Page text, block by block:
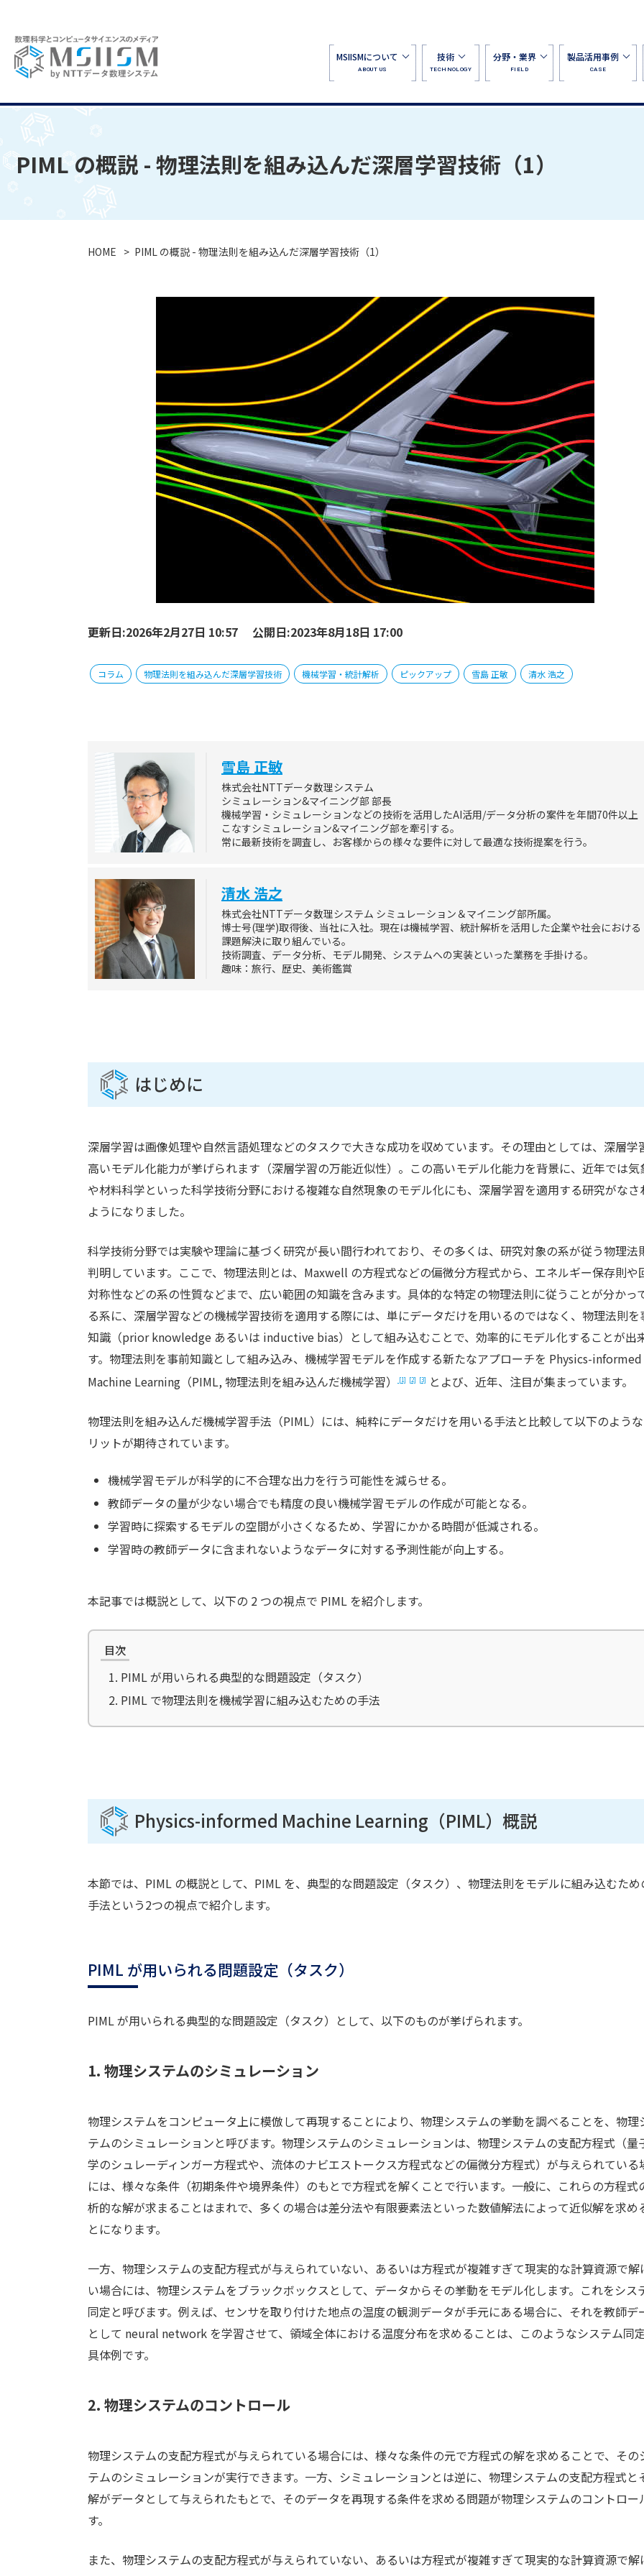
MSIISMについて
ABOUT US
技術
TECHNOLOGY
分野・業界
FIELD
製品活用事例
CASE
PIML の概説 - 物理法則を組み込んだ深層学習技術（1）
HOME PIML の概説 - 物理法則を組み込んだ深層学習技術（1）
更新日:2026年2月27日 10:57 公開日:2023年8月18日 17:00
コラム 物理法則を組み込んだ深層学習技術 機械学習・統計解析 ピックアップ 雪島 正敏 清水 浩之
雪島 正敏
株式会社NTTデータ数理システム
シミュレーション&マイニング部 部長
機械学習・シミュレーションなどの技術を活用したAI活用/データ分析の案件を年間70件以上
こなすシミュレーション&マイニング部を牽引する。
常に最新技術を調査し、お客様からの様々な要件に対して最適な技術提案を行う。
清水 浩之
株式会社NTTデータ数理システム シミュレーション＆マイニング部所属。
博士号(理学)取得後、当社に入社。現在は機械学習、統計解析を活用した企業や社会における
課題解決に取り組んでいる。
技術調査、データ分析、モデル開発、システムへの実装といった業務を手掛ける。
趣味：旅行、歴史、美術鑑賞
はじめに
深層学習は画像処理や自然言語処理などのタスクで大きな成功を収めています。その理由としては、深層学
高いモデル化能力が挙げられます（深層学習の万能近似性）。この高いモデル化能力を背景に、近年では気
や材料科学といった科学技術分野における複雑な自然現象のモデル化にも、深層学習を適用する研究がなさ
ようになりました。
科学技術分野では実験や理論に基づく研究が長い間行われており、その多くは、研究対象の系が従う物理法
判明しています。ここで、物理法則とは、Maxwell の方程式などの偏微分方程式から、エネルギー保存則や
対称性などの系の性質などまで、広い範囲の知識を含みます。具体的な特定の物理法則に従うことが分かっ
る系に、深層学習などの機械学習技術を適用する際には、単にデータだけを用いるのではなく、物理法則を
知識（prior knowledge あるいは inductive bias）として組み込むことで、効率的にモデル化することが出
す。物理法則を事前知識として組み込み、機械学習モデルを作成する新たなアプローチを Physics-informed
Machine Learning（PIML, 物理法則を組み込んだ機械学習）
[1] [2] [3] とよび、近年、注目が集まっています。
物理法則を組み込んだ機械学習手法（PIML）には、純粋にデータだけを用いる手法と比較して以下のよう
リットが期待されています。
機械学習モデルが科学的に不合理な出力を行う可能性を減らせる。
教師データの量が少ない場合でも精度の良い機械学習モデルの作成が可能となる。
学習時に探索するモデルの空間が小さくなるため、学習にかかる時間が低減される。
学習時の教師データに含まれないようなデータに対する予測性能が向上する。
本記事では概説として、以下の 2 つの視点で PIML を紹介します。
目次
PIML が用いられる典型的な問題設定（タスク）
PIML で物理法則を機械学習に組み込むための手法
Physics-informed Machine Learning（PIML）概説
本節では、PIML の概説として、PIML を、典型的な問題設定（タスク）、物理法則をモデルに組み込むため
手法という2つの視点で紹介します。
PIML が用いられる問題設定（タスク）
PIML が用いられる典型的な問題設定（タスク）として、以下のものが挙げられます。
1. 物理システムのシミュレーション
物理システムをコンピュータ上に模倣して再現することにより、物理システムの挙動を調べることを、物理
テムのシミュレーションと呼びます。物理システムのシミュレーションは、物理システムの支配方程式（量
学のシュレーディンガー方程式や、流体のナビエストークス方程式などの偏微分方程式）が与えられている
には、様々な条件（初期条件や境界条件）のもとで方程式を解くことで行います。一般に、これらの方程式
析的な解が求まることはまれで、多くの場合は差分法や有限要素法といった数値解法によって近似解を求め
とになります。
一方、物理システムの支配方程式が与えられていない、あるいは方程式が複雑すぎて現実的な計算資源で解
い場合には、物理システムをブラックボックスとして、データからその挙動をモデル化します。これをシス
同定と呼びます。例えば、センサを取り付けた地点の温度の観測データが手元にある場合に、それを教師デ
として neural network を学習させて、領域全体における温度分布を求めることは、このようなシステム同
具体例です。
2. 物理システムのコントロール
物理システムの支配方程式が与えられている場合には、様々な条件の元で方程式の解を求めることで、その
テムのシミュレーションが実行できます。一方、シミュレーションとは逆に、物理システムの支配方程式と
解がデータとして与えられたもとで、そのデータを再現する条件を求める問題が物理システムのコントロー
す。
また、物理システムの支配方程式が与えられていない、あるいは方程式が複雑すぎて現実的な計算資源で解